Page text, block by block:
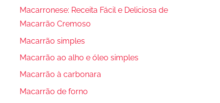
Macarronese: Receita Fácil e Deliciosa de
Macarrão Cremoso
Macarrão simples
Macarrão ao alho e óleo simples
Macarrão à carbonara
Macarrão de forno